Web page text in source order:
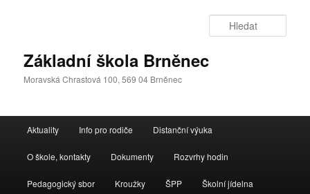
Základní škola Brněnec
Moravská Chrastová 100, 569 04 Brněnec
navigační
Aktuality Info pro rodiče Distanční výuka
O škole, kontakty Dokumenty Rozvrhy hodin
Pedagogický sbor Kroužky ŠPP Školní jídelna